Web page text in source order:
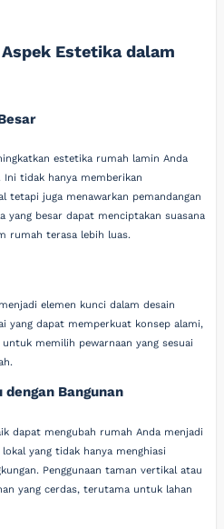
Estetika dalam
estetika rumah lamin Anda
Ini tidak hanya memberikan
tetapi juga menawarkan pemandangan
yang besar dapat menciptakan suasana
rumah terasa lebih luas.
elemen kunci dalam desain
yang dapat memperkuat konsep alami,
memilih pewarnaan yang sesuai
Bangunan
dapat mengubah rumah Anda menjadi
yang tidak hanya menghiasi
Penggunaan taman vertikal atau
yang cerdas, terutama untuk lahan